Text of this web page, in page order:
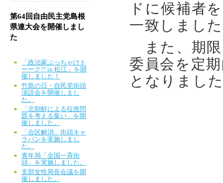
ドに候補者
一致しまし
また、期限
委員会を定
となりまし
第64回自由民主党島根
県連大会を開催しまし
た
「政治家ぶっちゃけト
ーーク?! in 松江」を開
催しました！
竹島の日・自民党街頭
演説会を開催しまし
た。
「北朝鮮による拉致問
題を考える集い」を開
催しました。
「合区解消」街頭キャ
ラバンを実施しまし
た。
青年局「全国一斉街
頭」を実施しました。
支部女性局長会議を開
催しました。